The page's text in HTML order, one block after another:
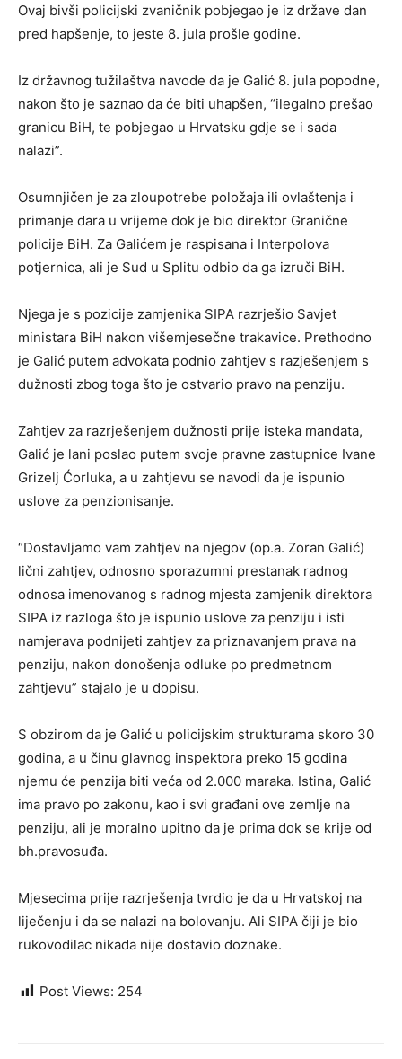
Ovaj bivši policijski zvaničnik pobjegao je iz države dan
pred hapšenje, to jeste 8. jula prošle godine.
Iz državnog tužilaštva navode da je Galić 8. jula popodne,
nakon što je saznao da će biti uhapšen, “ilegalno prešao
granicu BiH, te pobjegao u Hrvatsku gdje se i sada
nalazi”.
Osumnjičen je za zloupotrebe položaja ili ovlaštenja i
primanje dara u vrijeme dok je bio direktor Granične
policije BiH. Za Galićem je raspisana i Interpolova
potjernica, ali je Sud u Splitu odbio da ga izruči BiH.
Njega je s pozicije zamjenika SIPA razrješio Savjet
ministara BiH nakon višemjesečne trakavice. Prethodno
je Galić putem advokata podnio zahtjev s razješenjem s
dužnosti zbog toga što je ostvario pravo na penziju.
Zahtjev za razrješenjem dužnosti prije isteka mandata,
Galić je lani poslao putem svoje pravne zastupnice Ivane
Grizelj Ćorluka, a u zahtjevu se navodi da je ispunio
uslove za penzionisanje.
“Dostavljamo vam zahtjev na njegov (op.a. Zoran Galić)
lični zahtjev, odnosno sporazumni prestanak radnog
odnosa imenovanog s radnog mjesta zamjenik direktora
SIPA iz razloga što je ispunio uslove za penziju i isti
namjerava podnijeti zahtjev za priznavanjem prava na
penziju, nakon donošenja odluke po predmetnom
zahtjevu” stajalo je u dopisu.
S obzirom da je Galić u policijskim strukturama skoro 30
godina, a u činu glavnog inspektora preko 15 godina
njemu će penzija biti veća od 2.000 maraka. Istina, Galić
ima pravo po zakonu, kao i svi građani ove zemlje na
penziju, ali je moralno upitno da je prima dok se krije od
bh.pravosuđa.
Mjesecima prije razrješenja tvrdio je da u Hrvatskoj na
liječenju i da se nalazi na bolovanju. Ali SIPA čiji je bio
rukovodilac nikada nije dostavio doznake.
Post Views: 254